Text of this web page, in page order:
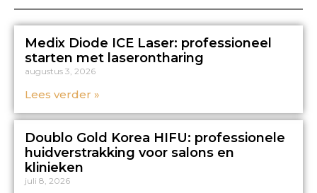
Medix Diode ICE Laser: professioneel
starten met laserontharing
augustus 3, 2026
Lees verder »
Doublo Gold Korea HIFU: professionele
huidverstrakking voor salons en
klinieken
juli 8, 2026